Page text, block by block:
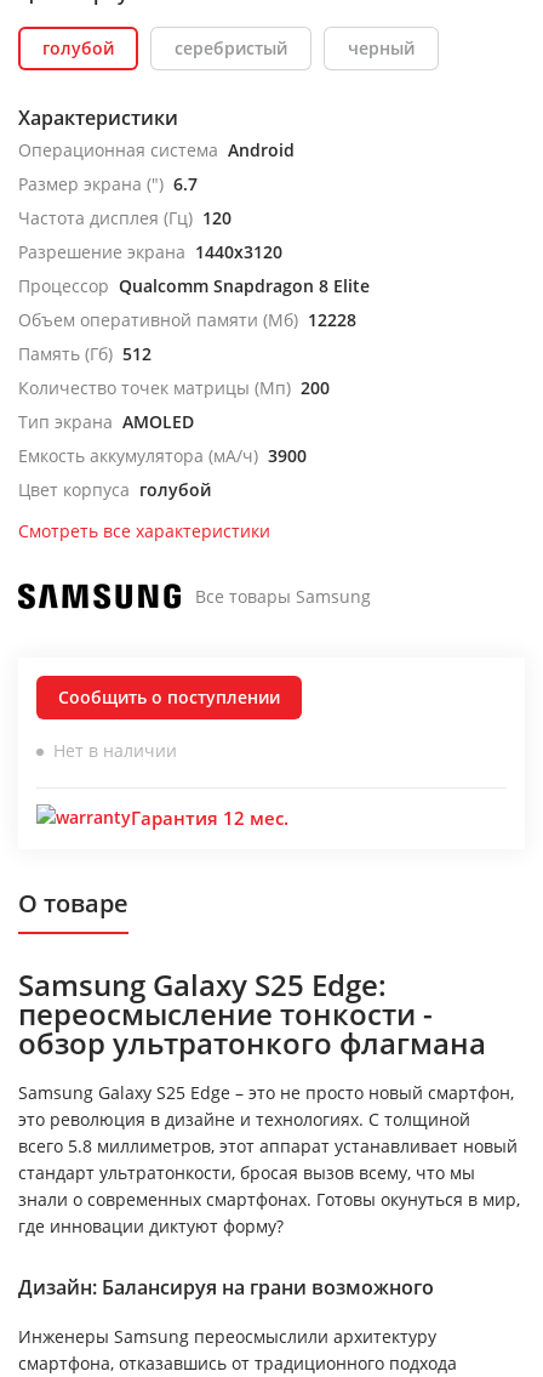
голубой серебристый черный
Характеристики
Операционная система Android
Размер экрана (") 6.7
Частота дисплея (Гц) 120
Разрешение экрана 1440x3120
Процессор Qualcomm Snapdragon 8 Elite
Объем оперативной памяти (Мб) 12228
Память (Гб) 512
Количество точек матрицы (Мп) 200
Тип экрана AMOLED
Емкость аккумулятора (мА/ч) 3900
Цвет корпуса голубой
Смотреть все характеристики
Все товары Samsung
Сообщить о поступлении
Нет в наличии
Гарантия 12 мес.
О товаре
Samsung Galaxy S25 Edge:
переосмысление тонкости -
обзор ультратонкого флагмана
Samsung Galaxy S25 Edge – это не просто новый смартфон,
это революция в дизайне и технологиях. С толщиной
всего 5.8 миллиметров, этот аппарат устанавливает новый
стандарт ультратонкости, бросая вызов всему, что мы
знали о современных смартфонах. Готовы окунуться в мир,
где инновации диктуют форму?
Дизайн: Балансируя на грани возможного
Инженеры Samsung переосмыслили архитектуру
смартфона, отказавшись от традиционного подхода